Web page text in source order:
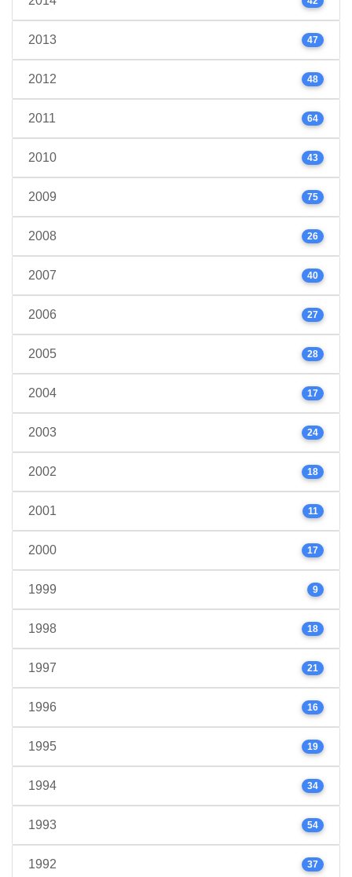
2013 47
2012 48
2011 64
2010 43
2009 75
2008 26
2007 40
2006 27
2005 28
2004 17
2003 24
2002 18
2001 11
2000 17
1999 9
1998 18
1997 21
1996 16
1995 19
1994 34
1993 54
1992 37